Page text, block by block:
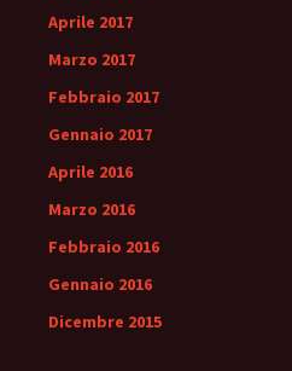
Aprile 2017
Marzo 2017
Febbraio 2017
Gennaio 2017
Aprile 2016
Marzo 2016
Febbraio 2016
Gennaio 2016
Dicembre 2015